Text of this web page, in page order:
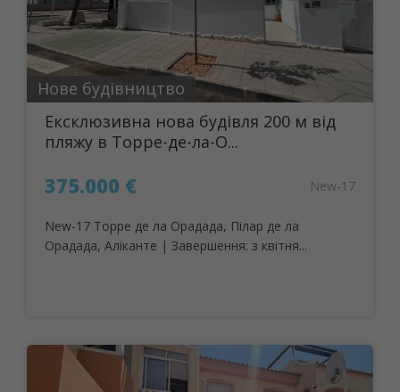
Нове будівництво
Ексклюзивна нова будівля 200 м від
пляжу в Торре-де-ла-О...
375.000 € New-17
New-17 Торре де ла Орадада, Пілар де ла
Орадада, Аліканте | Завершення: з квітня...